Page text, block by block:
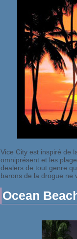
Vice City est inspiré de
omniprésent et les
dealers de tout genre
barons de la drogue ne
Ocean